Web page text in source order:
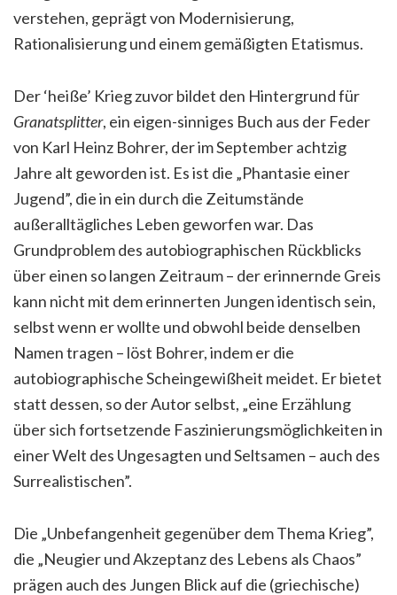
verstehen, geprägt von Modernisierung,
Rationalisierung und einem gemäßigten Etatismus.
Der ‘heiße’ Krieg zuvor bildet den Hintergrund für
Granatsplitter, ein eigen-sinniges Buch aus der Feder
von Karl Heinz Bohrer, der im September achtzig
Jahre alt geworden ist. Es ist die „Phantasie einer
Jugend”, die in ein durch die Zeitumstände
außeralltägliches Leben geworfen war. Das
Grundproblem des autobiographischen Rückblicks
über einen so langen Zeitraum – der erinnernde Greis
kann nicht mit dem erinnerten Jungen identisch sein,
selbst wenn er wollte und obwohl beide denselben
Namen tragen – löst Bohrer, indem er die
autobiographische Scheingewißheit meidet. Er bietet
statt dessen, so der Autor selbst, „eine Erzählung
über sich fortsetzende Faszinierungsmöglichkeiten in
einer Welt des Ungesagten und Seltsamen – auch des
Surrealistischen”.
Die „Unbefangenheit gegenüber dem Thema Krieg”,
die „Neugier und Akzeptanz des Lebens als Chaos”
prägen auch des Jungen Blick auf die (griechische)